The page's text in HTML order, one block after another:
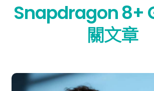
Snapdragon 8+
關文章